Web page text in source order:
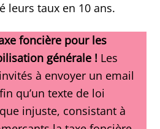
leurs taux en 10 ans.
foncière pour les
générale ! Les
à envoyer un email
qu’un texte de loi
injuste, consistant à